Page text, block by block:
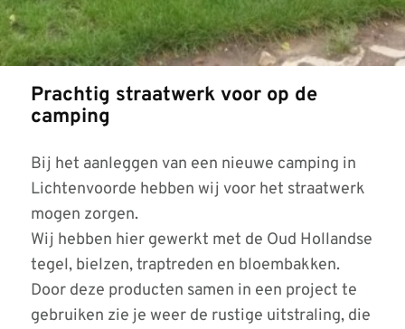
Prachtig straatwerk voor op de
camping
Bij het aanleggen van een nieuwe camping in
Lichtenvoorde hebben wij voor het straatwerk
mogen zorgen.
Wij hebben hier gewerkt met de Oud Hollandse
tegel, bielzen, traptreden en bloembakken.
Door deze producten samen in een project te
gebruiken zie je weer de rustige uitstraling, die